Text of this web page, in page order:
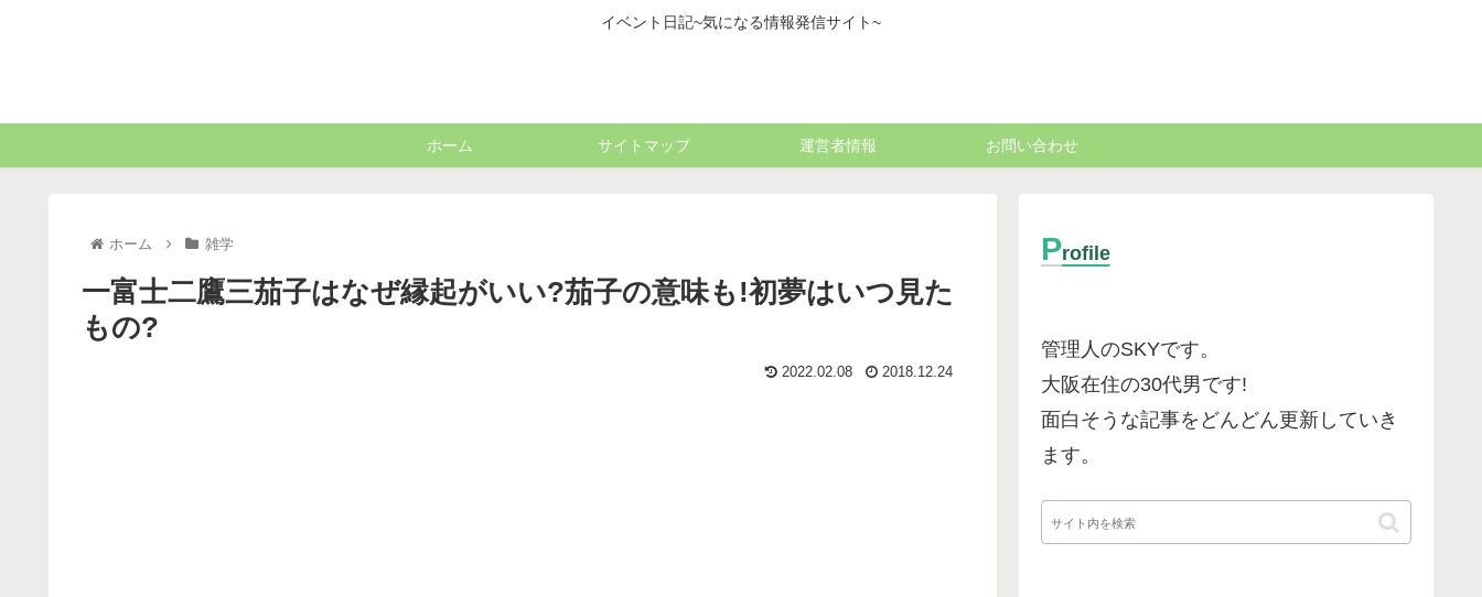
イベント日記~気になる情報発信サイト~
ホーム サイトマップ 運営者情報 お問い合わせ
ホーム 雑学
一富士二鷹三茄子はなぜ縁起がいい?茄子の意味も!初夢はいつ見た
もの?
2022.02.08 2018.12.24
Profile
管理人のSKYです。
大阪在住の30代男です!
面白そうな記事をどんどん更新していき
ます。